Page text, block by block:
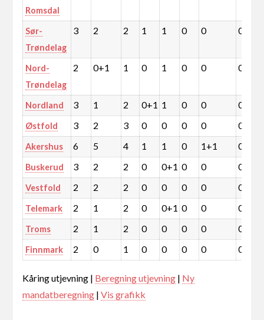
Romsdal
Sør-
Trøndelag
3 2 2 1 1 0 0 0
Nord-
Trøndelag
2 0+1 1 0 1 0 0 0
Nordland 3 1 2 0+1 1 0 0 0
Østfold 3 2 3 0 0 0 0 0
Akershus 6 5 4 1 1 0 1+1 0
Buskerud 3 2 2 0 0+1 0 0 0
Vestfold 2 2 2 0 0 0 0 0
Telemark 2 1 2 0 0+1 0 0 0
Troms 2 1 2 0 0 0 0 0
Finnmark 2 0 1 0 0 0 0 0
Kåring utjevning | Beregning utjevning | Ny
mandatberegning |Vis grafikk